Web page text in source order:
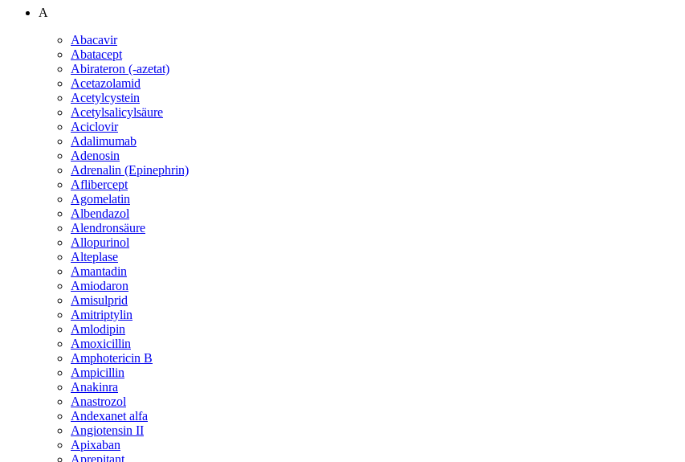
A
Abacavir
Abatacept
Abirateron (-azetat)
Acetazolamid
Acetylcystein
Acetylsalicylsäure
Aciclovir
Adalimumab
Adenosin
Adrenalin (Epinephrin)
Aflibercept
Agomelatin
Albendazol
Alendronsäure
Allopurinol
Alteplase
Amantadin
Amiodaron
Amisulprid
Amitriptylin
Amlodipin
Amoxicillin
Amphotericin B
Ampicillin
Anakinra
Anastrozol
Andexanet alfa
Angiotensin II
Apixaban